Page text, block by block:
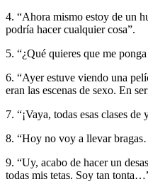
4. “Ahora mismo estoy de un
podría hacer cualquier cosa”.
5. “¿Qué quieres que me
6. “Ayer estuve viendo una
eran las escenas de sexo. En
7. “¡Vaya, todas esas clases
8. “Hoy no voy a llevar
9. “Uy, acabo de hacer un
todas mis tetas. Soy tan